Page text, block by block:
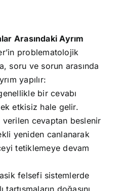
Arasındaki Ayrım
problematolojik
soru ve sorun arasında
yapılır:
bir cevabı
etkisiz hale gelir.
verilen cevaptan beslenir
yeniden canlanarak
tetiklemeye devam
felsefi sistemlerde